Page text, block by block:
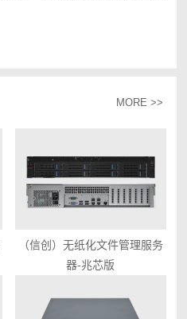
MORE >>
（信创）无纸化文件管理服务
器-兆芯版